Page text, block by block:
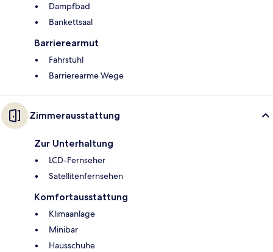
Dampfbad
Bankettsaal
Barrierearmut
Fahrstuhl
Barrierearme Wege
Zimmerausstattung
Zur Unterhaltung
LCD-Fernseher
Satellitenfernsehen
Komfortausstattung
Klimaanlage
Minibar
Hausschuhe